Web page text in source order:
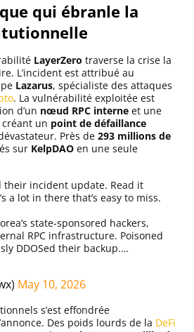
qui ébranle la
LayerZero traverse la crise la
L’incident est attribué au
Lazarus, spécialiste des attaques
. La vulnérabilité exploitée est
d’un nœud RPC interne et une
un point de défaillance
Près de 293 millions de
sur KelpDAO en une seule
their incident update. Read it
a lot in there that’s easy to miss.
state-sponsored hackers,
RPC infrastructure. Poisoned
DDOSed their backup.…
May 10, 2026
s’est effondrée
Des poids lourds de la DeFi